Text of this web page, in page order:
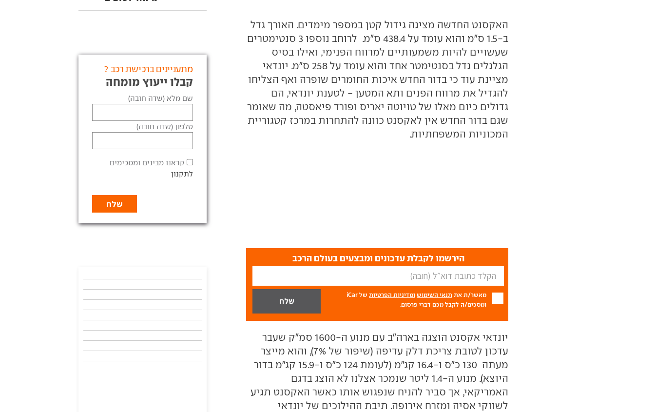
האקסנט החדשה מציגה גידול קטן במספר מימדים. האורך גדל
ב-1.5 ס"מ והוא עומד על 438.4 ס"מ. לרוחב נוספו 3 סנטימטרים
שעשויים להיות משמעותיים למרווח הפנימי, ואילו בסיס
הגלגלים גדל בסנטימטר אחד והוא עומד על 258 ס"מ. יונדאי
מציינת עוד כי בדור החדש איכות החומרים שופרה ואף הצליחו
להגדיל את מרווח הפנים ותא המטען - לטענת יונדאי, הם
גדולים כיום מאלו של טויוטה יאריס ופורד פיאסטה, מה שאומר
שגם בדור החדש אין לאקסנט כוונה להתחרות במרכז קטגוריית
המכוניות המשפחתיות.
הירשמו לקבלת עדכונים ומבצעים בעולם הרכב
מאשר/ת את תנאי השימוש ומדיניות הפרטיות
של iCar
ומסכים/ה לקבל מכם דברי פרסום.
יונדאי אקסנט הוצגה בארה"ב עם מנוע ה-1600 סמ"ק שעבר
עדכון לטובת צריכת דלק עדיפה (שיפור של 7%), והוא מייצר
מעתה 130 כ"ס ו-16.4 קג"מ (לעומת 124 כ"ס ו-15.9 קג"מ בדור
היוצא). מנוע ה-1.4 ליטר שנמכר אצלנו לא הוצג בדגם
האמריקאי, אך סביר להניח שנפגוש אותו כאשר האקסנט תגיע
לשווקי אסיה ומזרח אירופה. תיבת ההילוכים של יונדאי
מתעניינים ברכישת רכב ?
קבלו ייעוץ מומחה
שם מלא (שדה חובה)
טלפון (שדה חובה)
קראנו מבינים ומסכימים
לתקנון